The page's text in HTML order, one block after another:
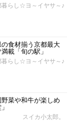
暮らし☆ヨ～イヤサ～♪
の食材揃う京都最大
載「旬の駅」
暮らし☆ヨ～イヤサ～♪
菜や和牛が楽しめ
スイカ小太郎。